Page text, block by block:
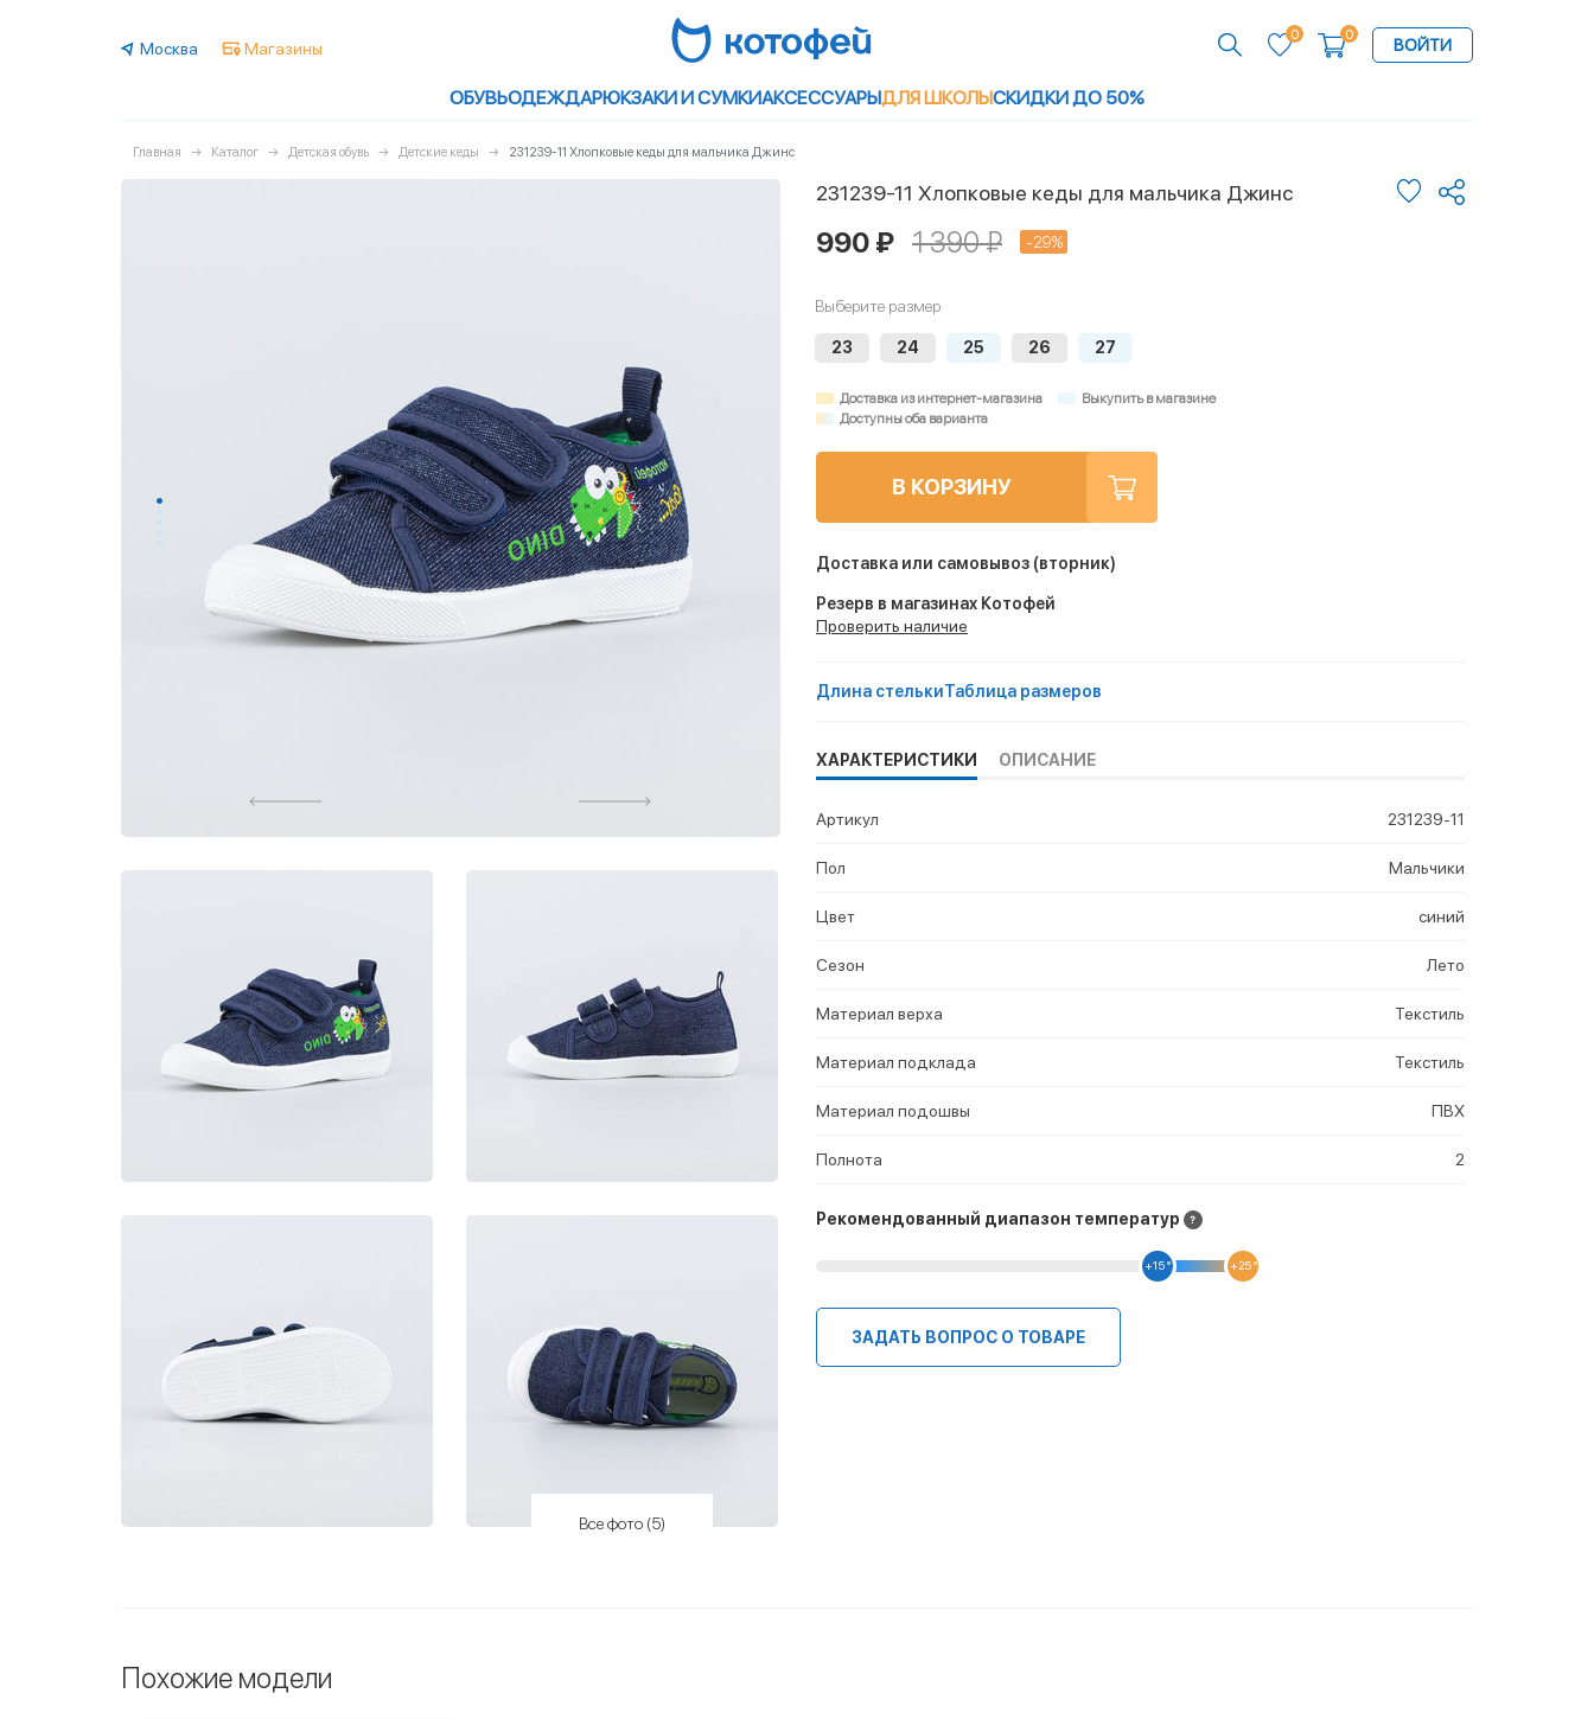
Москва Магазины
0 0
ВОЙТИ
ОБУВЬОДЕЖДАРЮКЗАКИ И СУМКИАКСЕССУАРЫДЛЯ ШКОЛЫСКИДКИ ДО 50%
Главная Каталог Детская обувь Детские кеды 231239-11 Хлопковые кеды для мальчика Джинс
Все фото (5)
231239-11 Хлопковые кеды для мальчика Джинс
990 ₽ 1 390 ₽ -29%
Выберите размер
23 24 25 26 27
Доставка из интернет-магазина
Выкупить в магазине
Доступны оба варианта
В КОРЗИНУ
Доставка или самовывоз (вторник)
Резерв в магазинах Котофей
Проверить наличие
Длина стелькиТаблица размеров
ХАРАКТЕРИСТИКИ ОПИСАНИЕ
Артикул 231239-11
Пол Мальчики
Цвет синий
Сезон Лето
Материал верха Текстиль
Материал подклада Текстиль
Материал подошвы ПВХ
Полнота 2
Рекомендованный диапазон температур
+15 ° +25 °
ЗАДАТЬ ВОПРОС О ТОВАРЕ
Похожие модели